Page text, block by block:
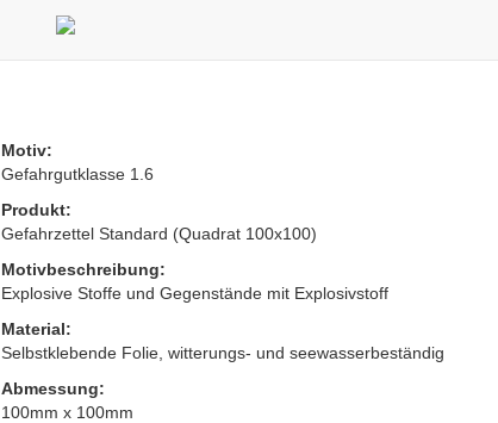
Motiv:
Gefahrgutklasse 1.6
Produkt:
Gefahrzettel Standard (Quadrat 100x100)
Motivbeschreibung:
Explosive Stoffe und Gegenstände mit Explosivstoff
Material:
Selbstklebende Folie, witterungs- und seewasserbeständig
Abmessung:
100mm x 100mm